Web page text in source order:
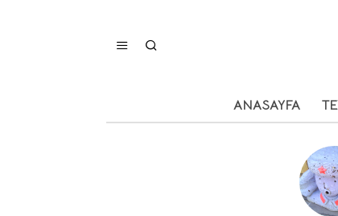
ANASAYFA